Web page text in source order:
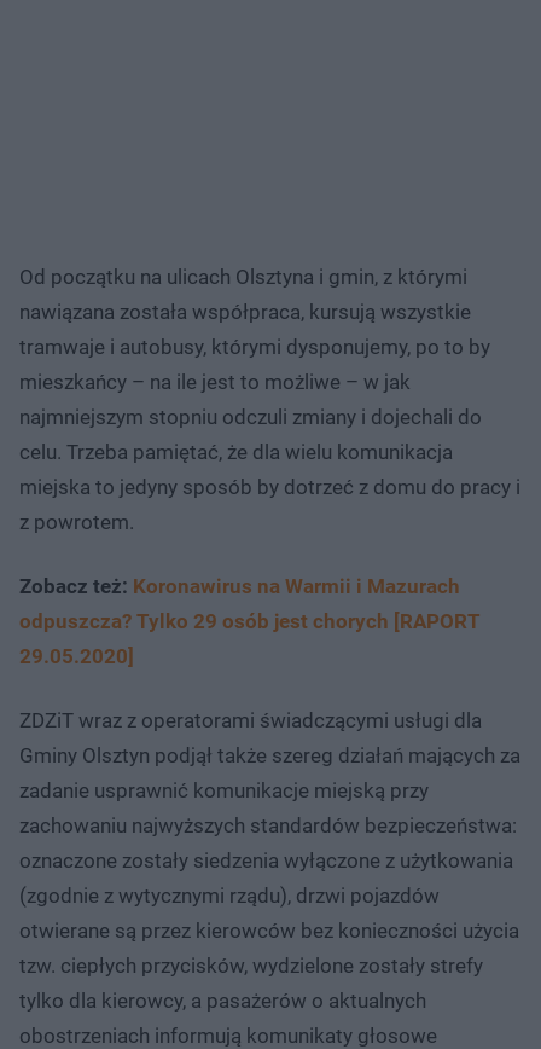
Od początku na ulicach Olsztyna i gmin, z którymi
nawiązana została współpraca, kursują wszystkie
tramwaje i autobusy, którymi dysponujemy, po to by
mieszkańcy – na ile jest to możliwe – w jak
najmniejszym stopniu odczuli zmiany i dojechali do
celu. Trzeba pamiętać, że dla wielu komunikacja
miejska to jedyny sposób by dotrzeć z domu do pracy i
z powrotem.
Zobacz też: Koronawirus na Warmii i Mazurach
odpuszcza? Tylko 29 osób jest chorych [RAPORT
29.05.2020]
ZDZiT wraz z operatorami świadczącymi usługi dla
Gminy Olsztyn podjął także szereg działań mających za
zadanie usprawnić komunikacje miejską przy
zachowaniu najwyższych standardów bezpieczeństwa:
oznaczone zostały siedzenia wyłączone z użytkowania
(zgodnie z wytycznymi rządu), drzwi pojazdów
otwierane są przez kierowców bez konieczności użycia
tzw. ciepłych przycisków, wydzielone zostały strefy
tylko dla kierowcy, a pasażerów o aktualnych
obostrzeniach informują komunikaty głosowe